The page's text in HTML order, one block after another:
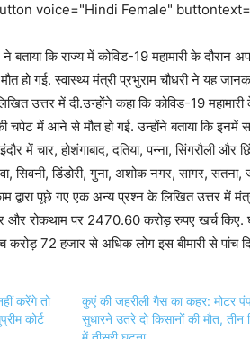
voice="Hindi Female"
बताया कि राज्य में कोविड-19 महामारी के दौरान
हो गई. स्वास्थ्य मंत्री प्रभुराम चौधरी ने यह
उत्तर में दी.उन्होंने कहा कि कोविड-19
चपेट में आने से मौत हो गई. उन्होंने बताया कि इनमें
में चार, होशंगाबाद, दतिया, पन्ना, सिंगरौली और
सिवनी, डिंडोरी, गुना, अशोक नगर, सागर,
द्वारा पूछे गए एक अन्य प्रश्न के लिखित उत्तर में
और रोकथाम पर 2470.60 करोड़ रुपए खर्च
करोड़ 72 हजार से अधिक लोग इस बीमारी से पांच
करेंगे तो
कोर्ट
कुएं की जहरीली गैस का कहर: मोटर
सुधारने उतरे दो किसानों की मौत, तीन